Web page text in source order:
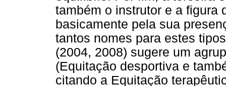
também o instrutor e a figura
basicamente pela sua
tantos nomes para estes
(2004, 2008) sugere um
(Equitação desportiva e
citando a Equitação